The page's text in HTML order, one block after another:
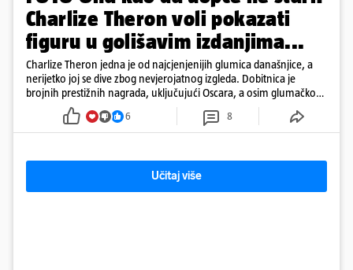
Charlize Theron voli pokazati
figuru u golišavim izdanjima...
Charlize Theron jedna je od najcjenjenijih glumica današnjice, a
nerijetko joj se dive zbog nevjerojatnog izgleda. Dobitnica je
brojnih prestižnih nagrada, uključujući Oscara, a osim glumačkog
rada poznata je i po svom humanitarnom angažmanu. Golišave
fotke nisu joj problem, a u galeriji pogledajte kako se mijenjala
kroz godine.
6 8
Učitaj više